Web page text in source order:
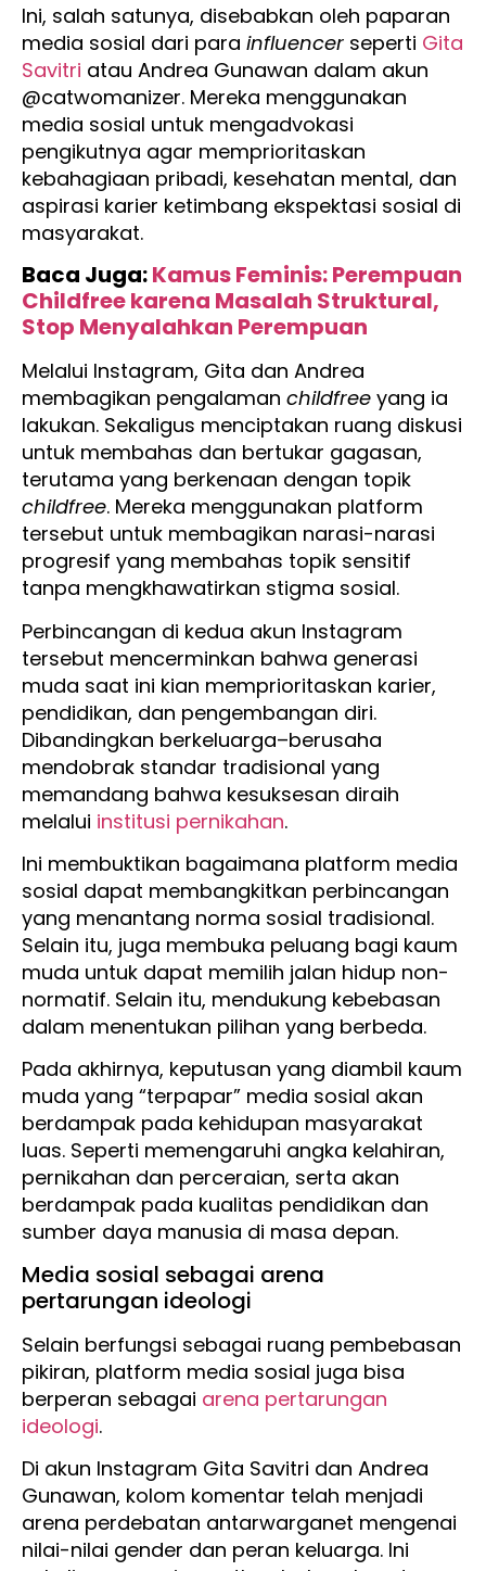
Ini, salah satunya, disebabkan oleh paparan
media sosial dari para influencer seperti Gita
Savitri atau Andrea Gunawan dalam akun
@catwomanizer. Mereka menggunakan
media sosial untuk mengadvokasi
pengikutnya agar memprioritaskan
kebahagiaan pribadi, kesehatan mental, dan
aspirasi karier ketimbang ekspektasi sosial di
masyarakat.
Baca Juga:Kamus Feminis: Perempuan
Childfree karena Masalah Struktural,
Stop Menyalahkan Perempuan
Melalui Instagram, Gita dan Andrea
membagikan pengalaman childfree yang ia
lakukan. Sekaligus menciptakan ruang diskusi
untuk membahas dan bertukar gagasan,
terutama yang berkenaan dengan topik
childfree. Mereka menggunakan platform
tersebut untuk membagikan narasi-narasi
progresif yang membahas topik sensitif
tanpa mengkhawatirkan stigma sosial.
Perbincangan di kedua akun Instagram
tersebut mencerminkan bahwa generasi
muda saat ini kian memprioritaskan karier,
pendidikan, dan pengembangan diri.
Dibandingkan berkeluarga–berusaha
mendobrak standar tradisional yang
memandang bahwa kesuksesan diraih
melalui institusi pernikahan.
Ini membuktikan bagaimana platform media
sosial dapat membangkitkan perbincangan
yang menantang norma sosial tradisional.
Selain itu, juga membuka peluang bagi kaum
muda untuk dapat memilih jalan hidup non-
normatif. Selain itu, mendukung kebebasan
dalam menentukan pilihan yang berbeda.
Pada akhirnya, keputusan yang diambil kaum
muda yang “terpapar” media sosial akan
berdampak pada kehidupan masyarakat
luas. Seperti memengaruhi angka kelahiran,
pernikahan dan perceraian, serta akan
berdampak pada kualitas pendidikan dan
sumber daya manusia di masa depan.
Media sosial sebagai arena
pertarungan ideologi
Selain berfungsi sebagai ruang pembebasan
pikiran, platform media sosial juga bisa
berperan sebagai arena pertarungan
ideologi.
Di akun Instagram Gita Savitri dan Andrea
Gunawan, kolom komentar telah menjadi
arena perdebatan antarwarganet mengenai
nilai-nilai gender dan peran keluarga. Ini